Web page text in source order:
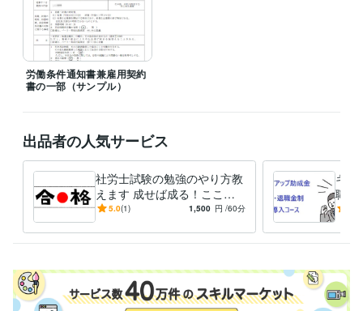
得意分野
ビジネス代行・事務代行 労務相談
労働条件通知書兼雇用契約
書の一部（サンプル）
出品者の人気サービス
社労士試験の勉強のやり方教
えます 成せば成る！ここま
でやったら合格できる…は
5.0(1) 1,500 円 /60分
キャ
職金
人員
めで